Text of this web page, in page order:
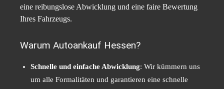
eine reibungslose Abwicklung und eine faire Bewertung
Ihres Fahrzeugs.
Warum Autoankauf Hessen?
Schnelle und einfache Abwicklung: Wir kümmern uns
um alle Formalitäten und garantieren eine schnelle